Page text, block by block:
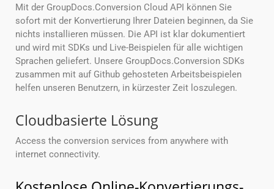
Mit der GroupDocs.Conversion Cloud API können Sie
sofort mit der Konvertierung Ihrer Dateien beginnen, da Sie
nichts installieren müssen. Die API ist klar dokumentiert
und wird mit SDKs und Live-Beispielen für alle wichtigen
Sprachen geliefert. Unsere GroupDocs.Conversion SDKs
zusammen mit auf Github gehosteten Arbeitsbeispielen
helfen unseren Benutzern, in kürzester Zeit loszulegen.
Cloudbasierte Lösung
Access the conversion services from anywhere with
internet connectivity.